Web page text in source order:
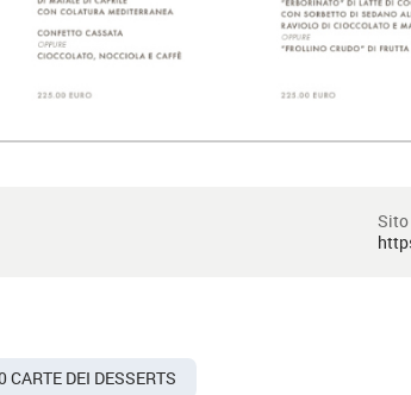
Sito
CARTE DEI DESSERTS